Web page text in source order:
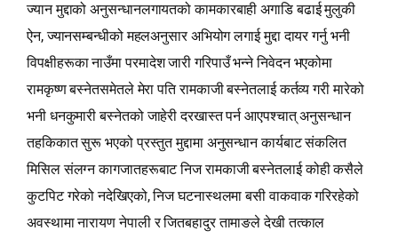
ज्यान मुद्दाको अनुसन्धानलगायतको कामकारबाही अगाडि बढाई मुलुकी
ऐन, ज्यानसम्बन्धीको महलअनुसार अभियोग लगाई मुद्दा दायर गर्नु भनी
विपक्षीहरूका नाउँमा परमादेश जारी गरिपाउँ भन्‍ने निवेदन भएकोमा
रामकृष्ण बस्नेतसमेतले मेरा पति रामकाजी बस्नेतलाई कर्तव्य गरी मारेको
भनी धनकुमारी बस्नेतको जाहेरी दरखास्त पर्न आएपश्‍चात् अनुसन्धान
तहकिकात सुरू भएको प्रस्तुत मुद्दामा अनुसन्धान कार्यबाट संकलित
मिसिल संलग्न कागजातहरूबाट निज रामकाजी बस्नेतलाई कोही कसैले
कुटपिट गरेको नदेखिएको, निज घटनास्थलमा बसी वाकवाक गरिरहेको
अवस्थामा नारायण नेपाली र जितबहादुर तामाङले देखी तत्काल